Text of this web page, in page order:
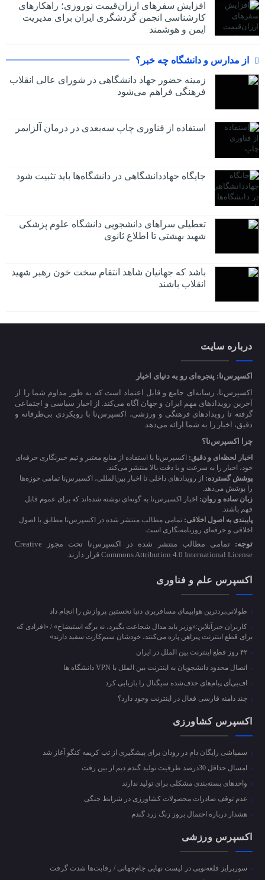
افزایش سفرهای ارزان‌قیمت نوروزی؛ راهکارهای
کارشناسی انجمن گردشگری ایران برای مدیریت
ایمن و هوشمند
از مدارس و دانشگاه چه خبر؟
زمینه حضور جهاد دانشگاهی در شورای عالی انقلاب
فرهنگی فراهم می‌شود
استفاده از فناوری چاپ سه‌بعدی در درمان آلزایمر
جایگاه جهاددانشگاهی در دانشگاه‌ها باید تثبیت شود
تعطیلی سراهای دانشجویی دانشگاه علوم پزشکی
شهید بهشتی تا اطلاع ثانوی
باشد که جهانیان شاهد انتقام سخت خون رهبر شهید
انقلاب باشند
درباره سایت
اکسپرس‌نا: پنجره‌ای رو به دنیای اخبار
اکسپرس‌نا، رسانه‌ای جامع و قابل اعتماد است که به طور مداوم شما را از
آخرین رویدادهای مهم ایران و جهان آگاه می‌کند. از اخبار سیاسی و اجتماعی
گرفته تا رویدادهای فرهنگی و ورزشی، اکسپرس‌نا با رویکردی بی‌طرفانه و
دقیق، اخبار را به شما ارائه می‌دهد.
چرا اکسپرس‌نا؟
اخبار لحظه‌ای و دقیق: اکسپرس‌نا با استفاده از منابع معتبر و تیم خبرنگاری حرفه‌ای
خود، اخبار را به سرعت و با دقت بالا منتشر می‌کند.
پوشش گسترده: از رویدادهای داخلی تا اخبار بین‌المللی، اکسپرس‌نا تمامی حوزه‌ها
را پوشش می‌دهد.
زبان ساده و روان: اخبار اکسپرس‌نا به گونه‌ای نوشته شده‌اند که برای عموم قابل
فهم باشند.
پایبندی به اصول اخلاقی: تمامی مطالب منتشر شده در اکسپرس‌نا مطابق با اصول
اخلاقی و حرفه‌ای روزنامه‌نگاری است.
توجه:
تمامی مطالب منتشر شده در اکسپرس‌نا تحت مجوز Creative
Commons Attribution 4.0 International License قرار دارند.
اکسپرس علم و فناوری
طولانی‌بردترین هواپیمای مسافربری دنیا نخستین پروازش را انجام داد
کاربران خبرآنلاین:«وزیر باید مدال شجاعت بگیرد، نه برگه استیضاح» / «افرادی که
برای قطع اینترنت پیراهن پاره می‌کنند، خودشان سیم‌کارت سفید دارند»
۴۲ روز قطع اینترنت بین الملل در ایران
اتصال محدود دانشجویان به اینترنت بین الملل با VPN دانشگاه ها
اف‌بی‌آی پیام‌های حذف‌شده سیگنال را بازیابی کرد
چند دامنه فارسی فعال در اینترنت وجود دارد؟
اکسپرس کشاورزی
سمپاشی رایگان دام در رودان برای پیشگیری از تب کریمه کنگو آغاز شد
امسال حداقل 30درصد ظرفیت تولید گندم دیم از بین رفت
واحد‌های بسته‌بندی مشکلی برای تولید ندارند
عدم توقف صادرات محصولات کشاورزی در شرایط جنگی
هشدار درباره احتمال بروز زنگ زرد گندم
اکسپرس ورزشی
سورپرایز قلعه‌نویی در لیست نهایی جام‌جهانی / رقابت‌ها شدت گرفت